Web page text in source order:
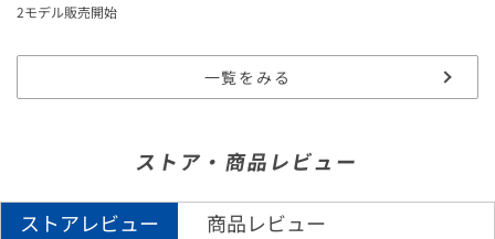
2モデル販売開始
一覧をみる
ストア・商品レビュー
ストアレビュー 商品レビュー